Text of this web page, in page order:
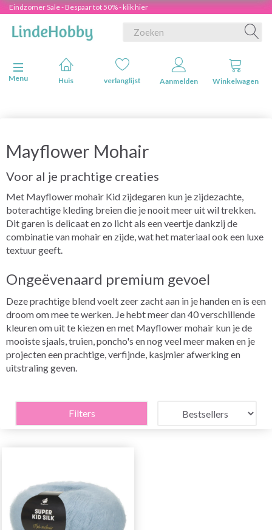
Eindzomer Sale - Bespaar tot 50% - klik hier
Navigatie in-/uitschakelen
Menu
Huis verlanglijst Aanmelden Winkelwagen
Mayflower Mohair
Voor al je prachtige creaties
Met Mayflower mohair Kid zijdegaren kun je zijdezachte,
boterachtige kleding breien die je nooit meer uit wil trekken.
Dit garen is delicaat en zo licht als een veertje dankzij de
combinatie van mohair en zijde, wat het materiaal ook een luxe
textuur geeft.
Ongeëvenaard premium gevoel
Deze prachtige blend voelt zeer zacht aan in je handen en is een
droom om mee te werken. Je hebt meer dan 40 verschillende
kleuren om uit te kiezen en met Mayflower mohair kun je de
mooiste sjaals, truien, poncho's en nog veel meer maken en je
projecten een prachtige, verfijnde, kasjmier afwerking en
uitstraling geven.
Filters